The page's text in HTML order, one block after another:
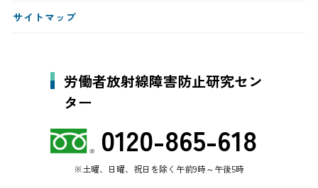
サイトマップ
労働者放射線障害防止研究セン
ター
0120-865-618
※土曜、日曜、祝日を除く午前9時～午後5時